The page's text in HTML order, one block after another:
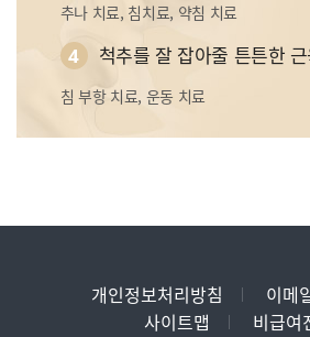
추나 치료, 침치료, 약침 치료
4 척추를 잘 잡아줄 튼튼한
침 부항 치료, 운동 치료
개인정보처리방침
이메
사이트맵
비급여